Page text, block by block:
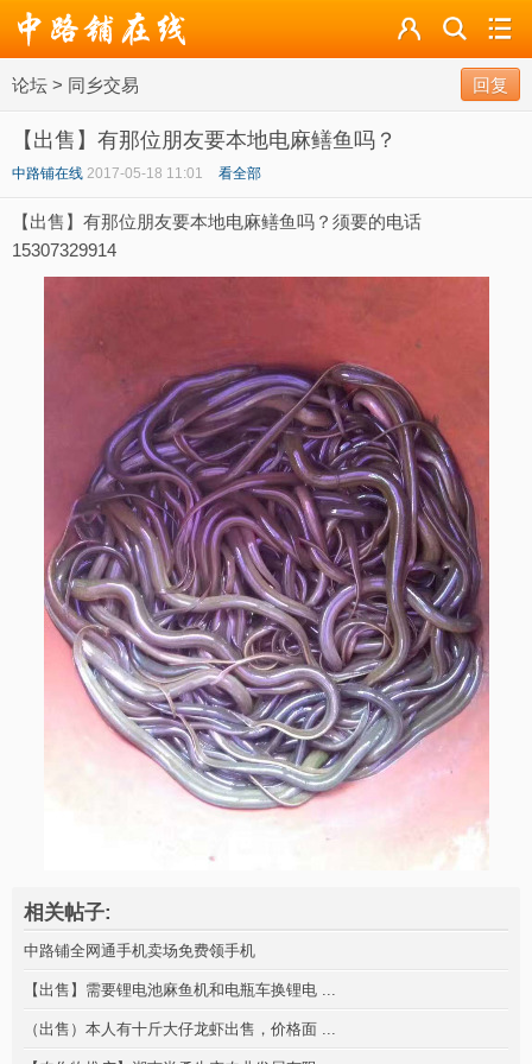
论坛 > 同乡交易 回复
【出售】有那位朋友要本地电麻鳝鱼吗？
中路铺在线 2017-05-18 11:01 看全部
【出售】有那位朋友要本地电麻鳝鱼吗？须要的电话
15307329914
相关帖子:
中路铺全网通手机卖场免费领手机
【出售】需要锂电池麻鱼机和电瓶车换锂电 ...
（出售）本人有十斤大仔龙虾出售，价格面 ...
标签
广播